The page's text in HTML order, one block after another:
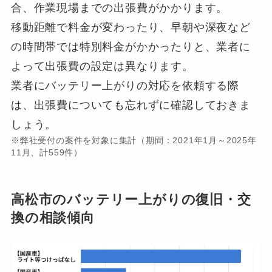
合、作業現場までの出張費がかかります。
移動距離で料金が変わったり、早朝や深夜など
の時間帯では特別料金がかかったりと、業者に
よって出張費の設定は異なります。
業者にバッテリー上がりの対応を依頼する際
は、出張費についても忘れずに確認しておきま
しょう。
※弊社受付の案件を対象に集計（期間：2021年1月～2025年
11月、計559件）
高松市のバッテリー上がりの復旧・交
換の相談傾向